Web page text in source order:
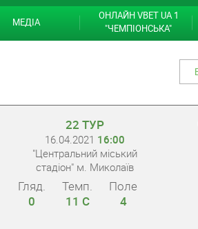
МЕДІА
ОНЛАЙН VBET UA 1
"ЧЕМПІОНСЬКА"
22 ТУР
16.04.2021 16:00
"Центральний міський
стадіон" м. Миколаїв
Гляд.
0
Темп.
11 С
Поле
4